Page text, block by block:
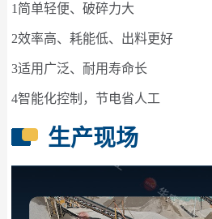
1简单轻便、破碎力大
2效率高、耗能低、出料更好
3适用广泛、耐用寿命长
4智能化控制，节电省人工
生产现场